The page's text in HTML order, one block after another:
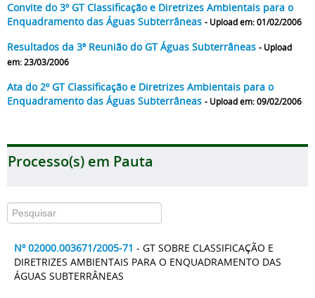
Convite do 3º GT Classificação e Diretrizes Ambientais para o
Enquadramento das Águas Subterrâneas - Upload em: 01/02/2006
Resultados da 3ª Reunião do GT Águas Subterrâneas - Upload
em: 23/03/2006
Ata do 2º GT Classificação e Diretrizes Ambientais para o
Enquadramento das Águas Subterrâneas - Upload em: 09/02/2006
Processo(s) em Pauta
Nº 02000.003671/2005-71 - GT SOBRE CLASSIFICAÇÃO E
DIRETRIZES AMBIENTAIS PARA O ENQUADRAMENTO DAS
ÁGUAS SUBTERRÂNEAS